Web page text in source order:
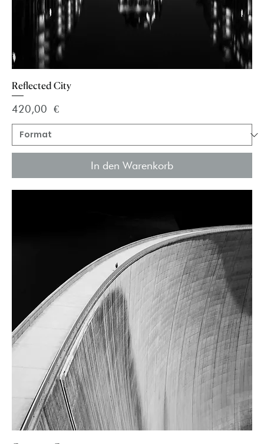
Reflected City
Preis
420,00 €
In den Warenkorb